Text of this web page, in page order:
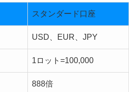
スタンダード口座
USD、EUR、JPY
1ロット=100,000
888倍